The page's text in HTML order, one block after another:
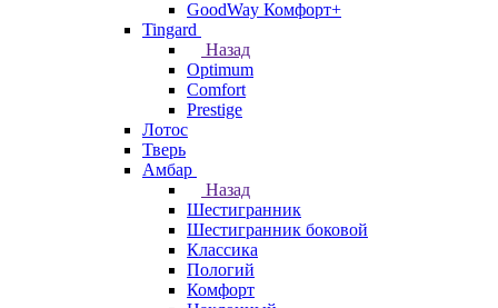
GoodWay Комфорт+
Tingard
Назад
Optimum
Comfort
Prestige
Лотос
Тверь
Амбар
Назад
Шестигранник
Шестигранник боковой
Классика
Пологий
Комфорт